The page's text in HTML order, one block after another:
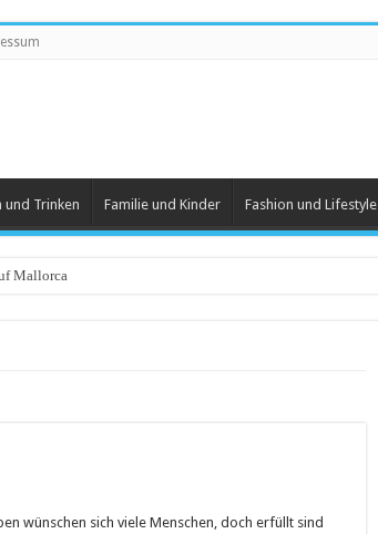
und Trinken Familie und Kinder Fashion und Lifestyle
Mallorca
wünschen sich viele Menschen, doch erfüllt sind